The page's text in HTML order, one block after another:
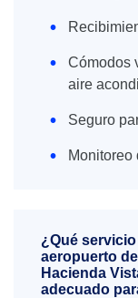
Cómodos
aire
Seguro
Monitoreo
¿Qué
aeropuerto
Hacienda
adecuado